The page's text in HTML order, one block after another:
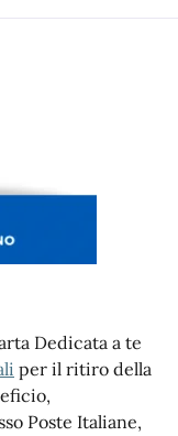
Dedicata a te
per il ritiro della
Poste Italiane,